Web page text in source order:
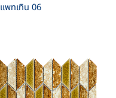
แพทเทิน 06